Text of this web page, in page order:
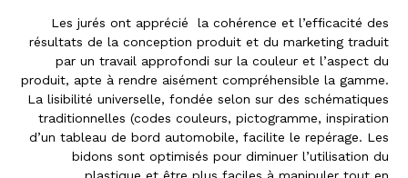
Les jurés ont apprécié la cohérence et l’efficacité des
résultats de la conception produit et du marketing traduit
par un travail approfondi sur la couleur et l’aspect du
produit, apte à rendre aisément compréhensible la gamme.
La lisibilité universelle, fondée selon sur des schématiques
traditionnelles (codes couleurs, pictogramme, inspiration
d’un tableau de bord automobile, facilite le repérage. Les
bidons sont optimisés pour diminuer l’utilisation du